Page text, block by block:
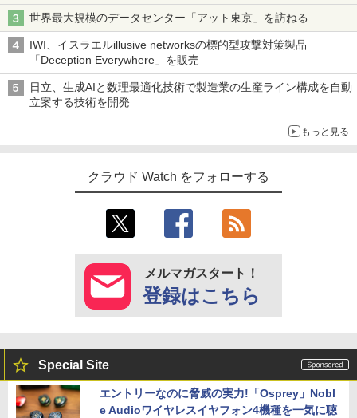
世界最大規模のデータセンター「アット東京」を訪ねる
IWI、イスラエルillusive networksの標的型攻撃対策製品
「Deception Everywhere」を販売
日立、生成AIと数理最適化技術で製造業の生産ライン構成を自動
立案する技術を開発
もっと見る
クラウド Watch をフォローする
メルマガスタート！
登録はこちら
Special Site
エントリーなのに脅威の実力!「Osprey」Nobl
e Audioワイヤレスイヤフォン4機種を一気に聴